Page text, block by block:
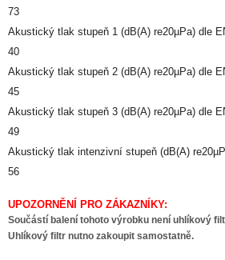
73
Akustický tlak stupeň 1 (dB(A) re20µPa) dle
40
Akustický tlak stupeň 2 (dB(A) re20µPa) dle
45
Akustický tlak stupeň 3 (dB(A) re20µPa) dle
49
Akustický tlak intenzivní stupeň (dB(A)
56
UPOZORNĚNÍ PRO ZÁKAZNÍKY:
Součástí balení tohoto výrobku není uhlíkový
Uhlíkový filtr nutno zakoupit samostatně.